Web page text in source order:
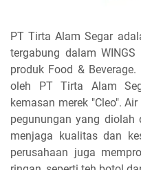
PT Tirta Alam Segar
tergabung dalam WINGS
produk Food &
oleh PT Tirta Alam
kemasan merek "Cleo".
pegunungan yang diolah
menjaga kualitas dan
perusahaan juga